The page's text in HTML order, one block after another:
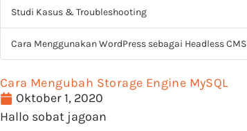
Studi Kasus & Troubleshooting
Cara Menggunakan WordPress sebagai Headless CMS
Cara Mengubah Storage Engine MySQL
Oktober 1, 2020
Hallo sobat jagoan